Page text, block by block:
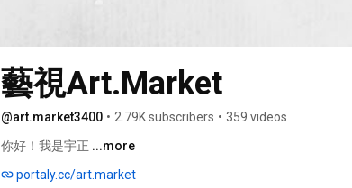
藝視Art.Market
@art.market3400 • 2.79K subscribers • 359 videos
你好！我是宇正 ...more
portaly.cc/art.market